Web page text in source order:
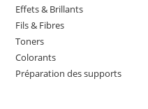
Effets & Brillants
Fils & Fibres
Toners
Colorants
Préparation des supports